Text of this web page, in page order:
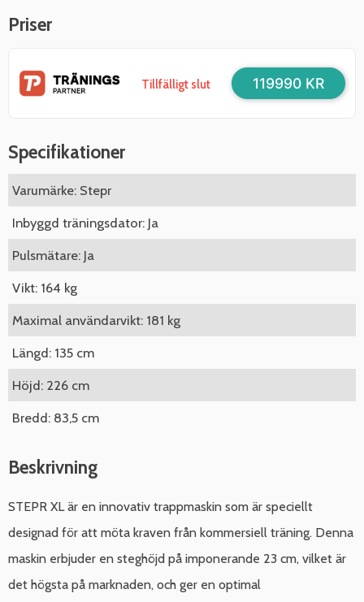
Priser
Tillfälligt slut 119990 KR
Specifikationer
Varumärke: Stepr
Inbyggd träningsdator: Ja
Pulsmätare: Ja
Vikt: 164 kg
Maximal användarvikt: 181 kg
Längd: 135 cm
Höjd: 226 cm
Bredd: 83,5 cm
Beskrivning
STEPR XL är en innovativ trappmaskin som är speciellt
designad för att möta kraven från kommersiell träning. Denna
maskin erbjuder en steghöjd på imponerande 23 cm, vilket är
det högsta på marknaden, och ger en optimal